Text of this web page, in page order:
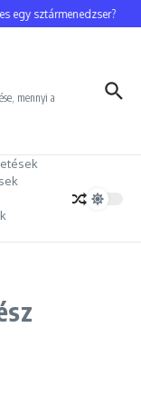
egy sztármenedzser?
mennyi a